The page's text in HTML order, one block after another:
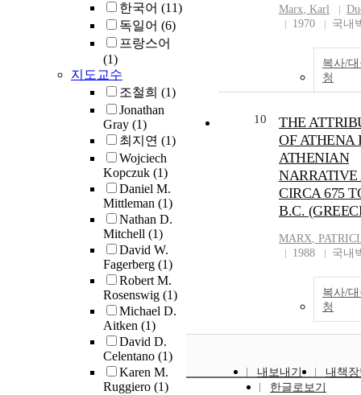
한국어 (11)
독일어 (6)
프랑스어
(1)
지도교수
조철희 (1)
Jonathan
Gray (1)
최지연 (1)
Wojciech
Kopczuk (1)
Daniel M.
Mittleman (1)
Nathan D.
Mitchell (1)
David W.
Fagerberg (1)
Robert M.
Rosenswig (1)
Michael D.
Aitken (1)
David D.
Celentano (1)
Karen M.
Ruggiero (1)
laborers' freedom
can not get goods
situation
suggested a way of
correcting these
called it labor
Labor value
Marx emphasized
contrastive
in capitalism.
speaking, it is a
price in capitalism
oriented to the
laborers
more oriented to
laborers who
his theory in the
more importance
laborer who made
Marx, Karl
1970
국내
복사/
청
10
THE
OF ATHENA
ATHENIAN
NARRATIVE
CIRCA 675
B.C.
MARX,
1988
국내
복사/
청
내보내기
내책
한글로보기